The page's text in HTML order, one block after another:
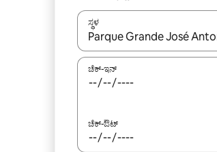
ಸ್ಥಳ
ಫಲಿತಾಂಶಗಳು ಲಭ್ಯವಿರುವಾಗ, ಅಪ್
ಚೆಕ್-ಇನ್
ಚೆಕ್-ಔಟ್